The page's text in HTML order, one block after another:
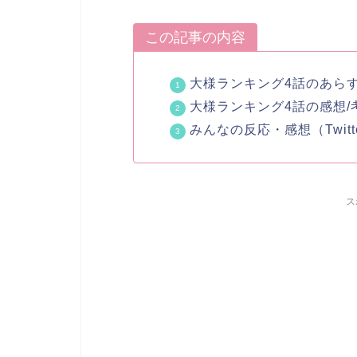
この記事の内容
大様ランキング4話のあら
大様ランキング4話の感想/
みんなの反応・感想（